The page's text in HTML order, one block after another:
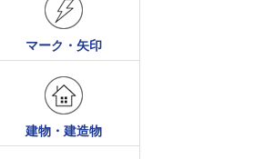
マーク・矢印
建物・建造物